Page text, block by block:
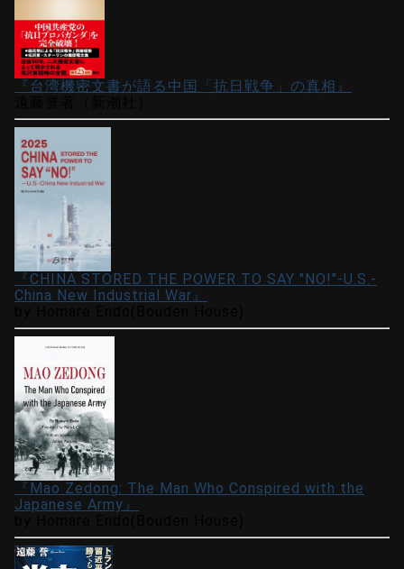
『台湾機密文書が語る中国「抗日戦争」の真相』
『CHINA STORED THE POWER TO SAY "NO!"-U.S.-
China New Industrial War』
『Mao Zedong: The Man Who Conspired with the
Japanese Army』